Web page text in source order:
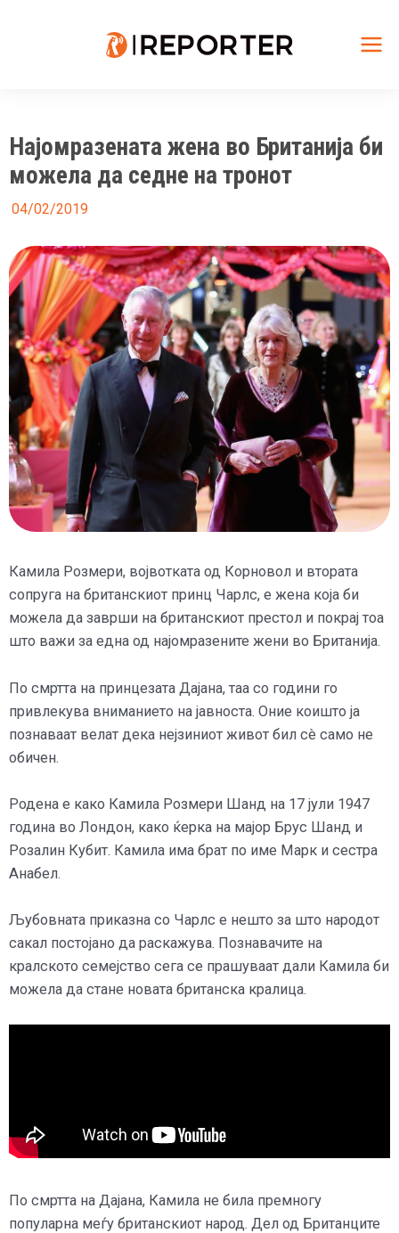
Најомразената жена во Британија би
можела да седне на тронот
04/02/2019
Камила Розмери, војвотката од Корновол и втората
сопруга на британскиот принц Чарлс, е жена која би
можела да заврши на британскиот престол и покрај тоа
што важи за една од најомразените жени во Британија.
По смртта на принцезата Дајана, таа со години го
привлекува вниманието на јавноста. Оние коишто ја
познаваат велат дека нејзиниот живот бил сè само не
обичен.
Родена е како Камила Розмери Шанд на 17 јули 1947
година во Лондон, како ќерка на мајор Брус Шанд и
Розалин Кубит. Камила има брат по име Марк и сестра
Анабел.
Љубовната приказна со Чарлс е нешто за што народот
сакал постојано да раскажува. Познавачите на
кралското семејство сега се прашуваат дали Камила би
можела да стане новата британска кралица.
По смртта на Дајана, Камила не била премногу
популарна меѓу британскиот народ. Дел од Британците